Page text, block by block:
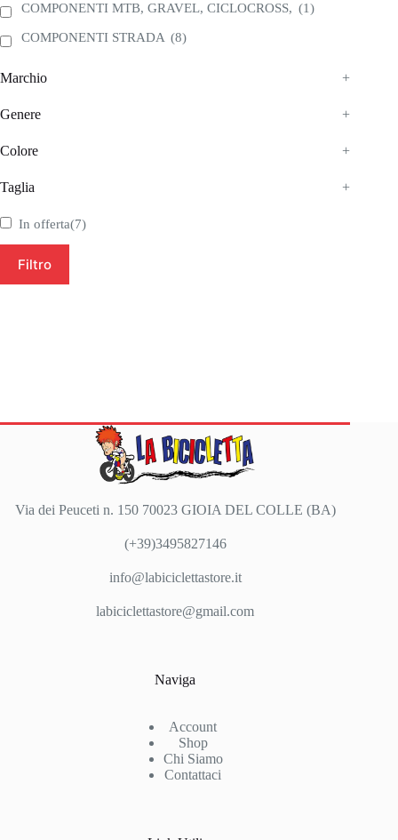
COMPONENTI MTB, GRAVEL, CICLOCROSS, (1)
COMPONENTI STRADA (8)
Marchio +
Genere +
Colore +
Taglia +
In offerta(7)
Filtro
Via dei Peuceti n. 150 70023 GIOIA DEL COLLE (BA)
(+39)3495827146
info@labiciclettastore.it
labiciclettastore@gmail.com
Naviga
Account
Shop
Chi Siamo
Contattaci